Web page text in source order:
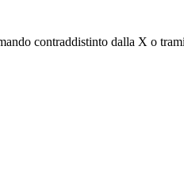
contraddistinto dalla X o